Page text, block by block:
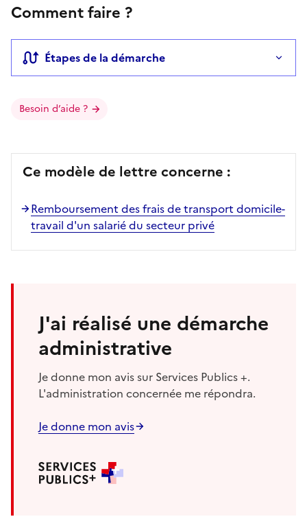
Comment faire ?
Étapes de la démarche
Besoin d’aide ?
Ce modèle de lettre concerne :
Remboursement des frais de transport domicile-
travail d'un salarié du secteur privé
J'ai réalisé une démarche
administrative
Je donne mon avis sur Services Publics +.
L'administration concernée me répondra.
Je donne mon avis